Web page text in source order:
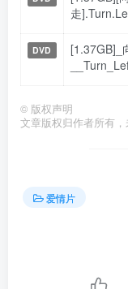
走
DVD
[1.37GB]_
© 版权声明
文章版权归作者所有，
爱情片